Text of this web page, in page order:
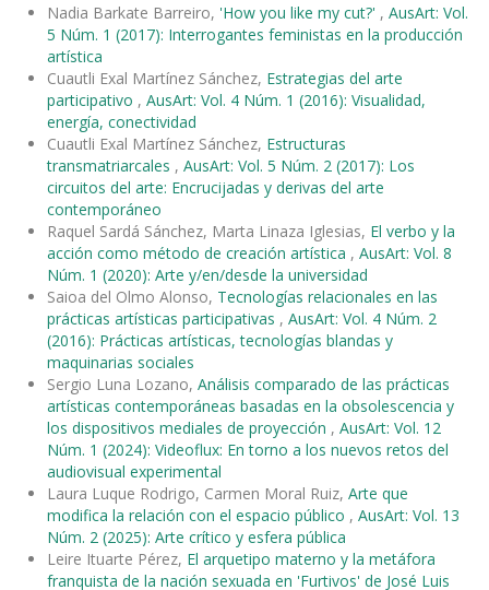
Nadia Barkate Barreiro, 'How you like my cut?' , AusArt: Vol.
5 Núm. 1 (2017): Interrogantes feministas en la producción
artística
Cuautli Exal Martínez Sánchez, Estrategias del arte
participativo , AusArt: Vol. 4 Núm. 1 (2016): Visualidad,
energía, conectividad
Cuautli Exal Martínez Sánchez, Estructuras
transmatriarcales , AusArt: Vol. 5 Núm. 2 (2017): Los
circuitos del arte: Encrucijadas y derivas del arte
contemporáneo
Raquel Sardá Sánchez, Marta Linaza Iglesias, El verbo y la
acción como método de creación artística , AusArt: Vol. 8
Núm. 1 (2020): Arte y/en/desde la universidad
Saioa del Olmo Alonso, Tecnologías relacionales en las
prácticas artísticas participativas , AusArt: Vol. 4 Núm. 2
(2016): Prácticas artísticas, tecnologías blandas y
maquinarias sociales
Sergio Luna Lozano, Análisis comparado de las prácticas
artísticas contemporáneas basadas en la obsolescencia y
los dispositivos mediales de proyección , AusArt: Vol. 12
Núm. 1 (2024): Videoflux: En torno a los nuevos retos del
audiovisual experimental
Laura Luque Rodrigo, Carmen Moral Ruiz, Arte que
modifica la relación con el espacio público , AusArt: Vol. 13
Núm. 2 (2025): Arte crítico y esfera pública
Leire Ituarte Pérez, El arquetipo materno y la metáfora
franquista de la nación sexuada en 'Furtivos' de José Luis